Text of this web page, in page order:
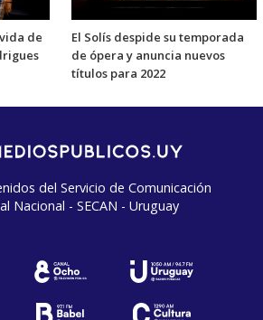
de
El Solís despide su temporada
de ópera y anuncia nuevos
títulos para 2022
del Servicio de Comunicación
Nacional - SECAN - Uruguay